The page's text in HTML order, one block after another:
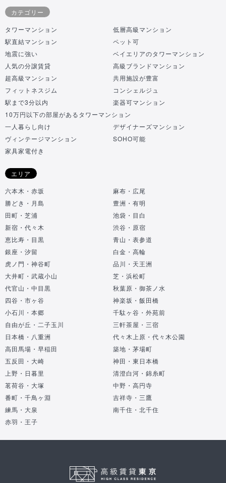
カテゴリー
タワーマンション
低層高級マンション
駅直結マンション
ペット可
地震に強い
ベイエリアのタワーマンション
人気の分譲賃貸
高級ブランドマンション
超高級マンション
共用施設が豊富
フィットネスジム
コンシェルジュ
駅まで3分以内
楽器可マンション
10万円以下の部屋があるタワーマンション
一人暮らし向け
デザイナーズマンション
ヴィンテージマンション
SOHO可能
家具家電付き
エリア
六本木・赤坂
麻布・広尾
勝どき・月島
豊洲・有明
田町・芝浦
池袋・目白
新宿・代々木
渋谷・原宿
恵比寿・目黒
青山・表参道
銀座・汐留
白金・高輪
虎ノ門・神谷町
品川・天王洲
大井町・武蔵小山
芝・浜松町
代官山・中目黒
秋葉原・御茶ノ水
四谷・市ヶ谷
神楽坂・飯田橋
小石川・本郷
千駄ヶ谷・外苑前
自由が丘・二子玉川
三軒茶屋・三宿
日本橋・八重洲
代々木上原・代々木公園
高田馬場・早稲田
築地・茅場町
五反田・大崎
神田・東日本橋
上野・日暮里
清澄白河・錦糸町
茗荷谷・大塚
中野・高円寺
番町・千鳥ヶ淵
吉祥寺・三鷹
練馬・大泉
南千住・北千住
赤羽・王子